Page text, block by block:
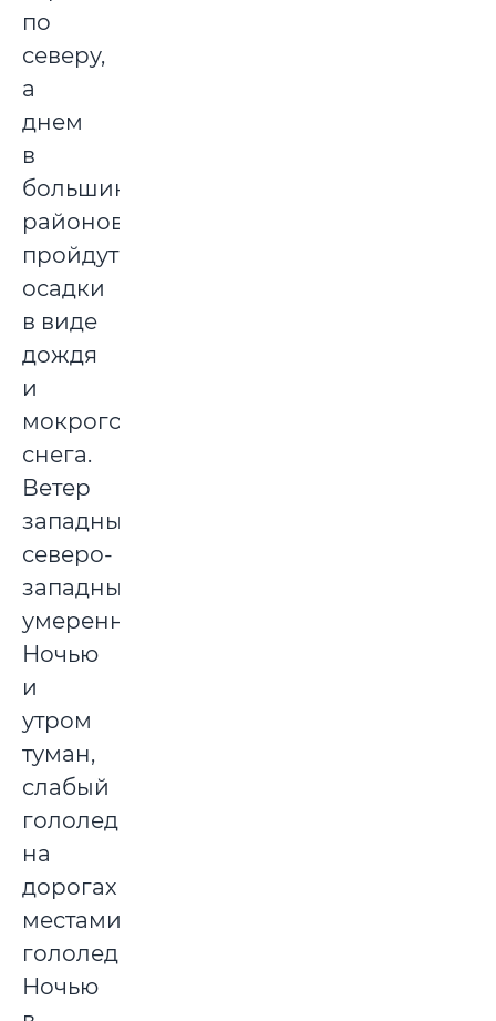
по
северу,
а
днем
в
большинстве
районов
пройдут
осадки
в виде
дождя
и
мокрого
снега.
Ветер
западный,
северо-
западный,
умеренный.
Ночью
и
утром
туман,
слабый
гололед,
на
дорогах
местами
гололедица.
Ночью